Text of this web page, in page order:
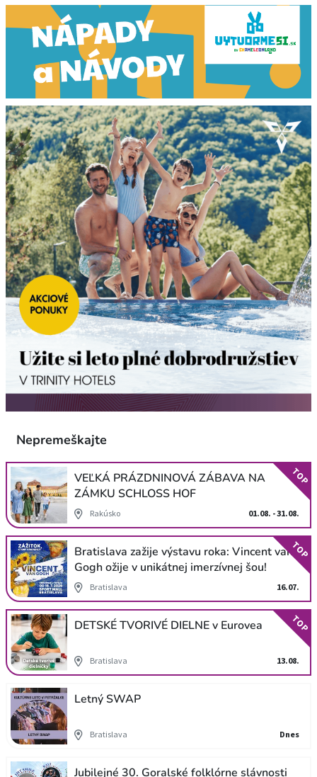
Nepremeškajte
VEĽKÁ PRÁZDNINOVÁ ZÁBAVA NA
ZÁMKU SCHLOSS HOF
Rakúsko 01.08. - 31.08.
TOP
Bratislava zažije výstavu roka: Vincent van
Gogh ožije v unikátnej imerzívnej šou!
Bratislava 16.07.
TOP
DETSKÉ TVORIVÉ DIELNE v Eurovea
Bratislava 13.08.
TOP
Letný SWAP
Bratislava Dnes
Jubilejné 30. Goralské folklórne slávnosti